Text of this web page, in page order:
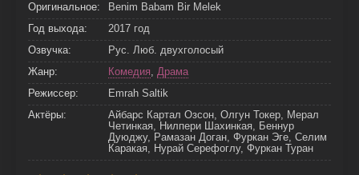
Оригинальное:
Benim Babam Bir Melek
Год выхода:
2017 год
Озвучка:
Рус. Люб. двухголосый
Жанр:
Комедия, Драма
Режиссер:
Emrah Saltik
Актёры:
Айбарс Картал Озсон, Олгун Токер, Мерал
Четинкая, Нилпери Шахинкая, Беннур
Дуюджу, Рамазан Доган, Фуркан Эге, Селим
Каракая, Нурай Серефоглу, Фуркан Туран